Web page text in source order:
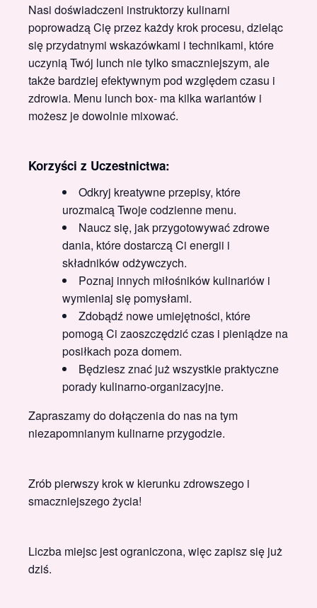
Nasi doświadczeni instruktorzy kulinarni
poprowadzą Cię przez każdy krok procesu, dzieląc
się przydatnymi wskazówkami i technikami, które
uczynią Twój lunch nie tylko smaczniejszym, ale
także bardziej efektywnym pod względem czasu i
zdrowia. Menu lunch box- ma kilka wariantów i
możesz je dowolnie mixować.
Korzyści z Uczestnictwa:
Odkryj kreatywne przepisy, które
urozmaicą Twoje codzienne menu.
Naucz się, jak przygotowywać zdrowe
dania, które dostarczą Ci energii i
składników odżywczych.
Poznaj innych miłośników kulinariów i
wymieniaj się pomysłami.
Zdobądź nowe umiejętności, które
pomogą Ci zaoszczędzić czas i pieniądze na
posiłkach poza domem.
Będziesz znać już wszystkie praktyczne
porady kulinarno-organizacyjne.
Zapraszamy do dołączenia do nas na tym
niezapomnianym kulinarne przygodzie.
Zrób pierwszy krok w kierunku zdrowszego i
smaczniejszego życia!
Liczba miejsc jest ograniczona, więc zapisz się już
dziś.